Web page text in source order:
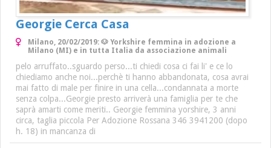
Georgie Cerca Casa
Milano, 20/02/2019: 🐶 Yorkshire femmina in adozione a
Milano (MI) e in tutta Italia da associazione animali
pelo arruffato..sguardo perso...ti chiedi cosa ci fai li' e ce lo
chiediamo anche noi...perchè ti hanno abbandonata, cosa avrai
mai fatto di male per finire in una cella...condannata a morte
senza colpa...Georgie presto arriverà una famiglia per te che
saprà amarti come meriti.. Georgie femmina yorshire, 3 anni
circa, taglia piccola Per Adozione Rossana 346 3941200 (dopo
h. 18) in mancanza di